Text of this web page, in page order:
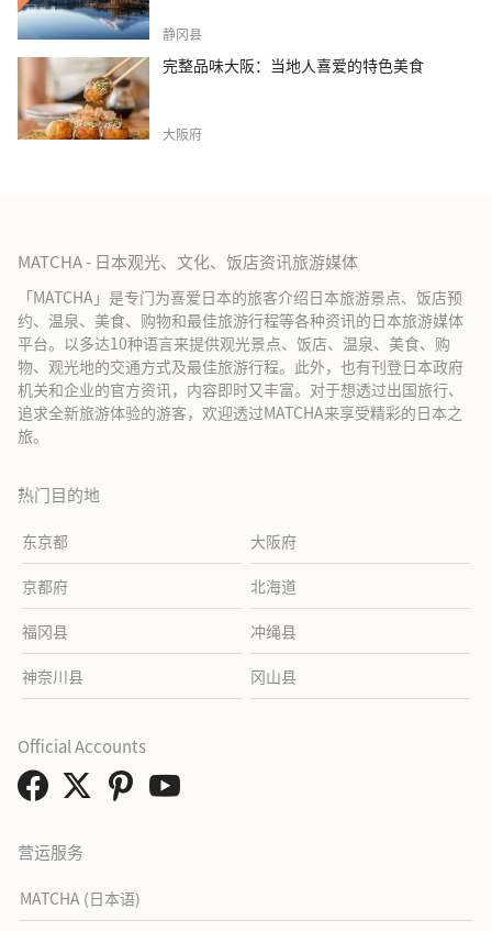
静冈县
完整品味大阪：当地人喜爱的特色美食
大阪府
MATCHA - 日本观光、文化、饭店资讯旅游媒体
「MATCHA」是专门为喜爱日本的旅客介绍日本旅游景点、饭店预
约、温泉、美食、购物和最佳旅游行程等各种资讯的日本旅游媒体
平台。以多达10种语言来提供观光景点、饭店、温泉、美食、购
物、观光地的交通方式及最佳旅游行程。此外，也有刊登日本政府
机关和企业的官方资讯，内容即时又丰富。对于想透过出国旅行、
追求全新旅游体验的游客，欢迎透过MATCHA来享受精彩的日本之
旅。
热门目的地
东京都 大阪府
京都府 北海道
福冈县 冲绳县
神奈川县 冈山县
营运服务
MATCHA (日本语)
Official Accounts